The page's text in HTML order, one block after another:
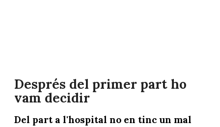
Després del primer part ho
vam decidir
Del part a l'hospital no en tinc un mal